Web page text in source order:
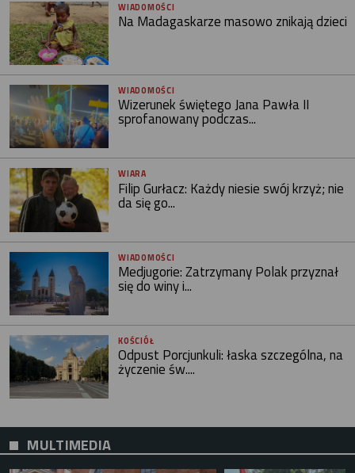
WIADOMOŚCI
Na Madagaskarze masowo znikają dzieci
WIADOMOŚCI
Wizerunek świętego Jana Pawła II
sprofanowany podczas...
WIARA
Filip Gurłacz: Każdy niesie swój krzyż; nie
da się go...
WIADOMOŚCI
Medjugorie: Zatrzymany Polak przyznał
się do winy i...
KOŚCIÓŁ
Odpust Porcjunkuli: łaska szczególna, na
życzenie św....
MULTIMEDIA